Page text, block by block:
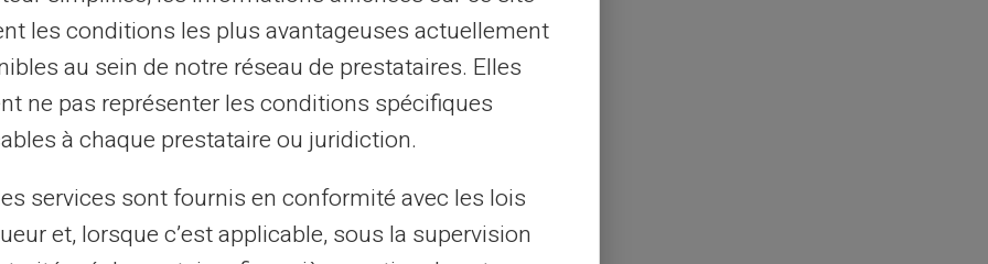
prépayées ont des limites de retrait
d'accéder à votre argent quand vous
votre épargne avec la carte
les conditions les plus avantageuses actuellement
au sein de notre réseau de prestataires. Elles
ne pas représenter les conditions spécifiques
à chaque prestataire ou juridiction.
services sont fournis en conformité avec les lois
et, lorsque c’est applicable, sous la supervision